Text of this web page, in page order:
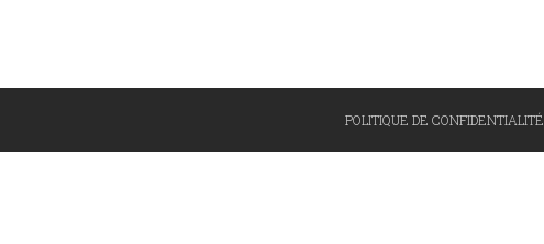
POLITIQUE DE CONFIDENTIALITÉ